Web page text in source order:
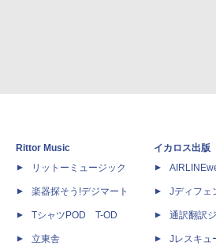
Rittor Music
リットーミュージック
楽器探そう!デジマート
TシャツPOD T-OD
立東舎
イカロス出版
Jディフェ
通訳翻訳
Jレスキュ